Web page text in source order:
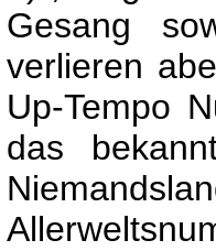
Gesang
verlieren
Up-Tempo
das